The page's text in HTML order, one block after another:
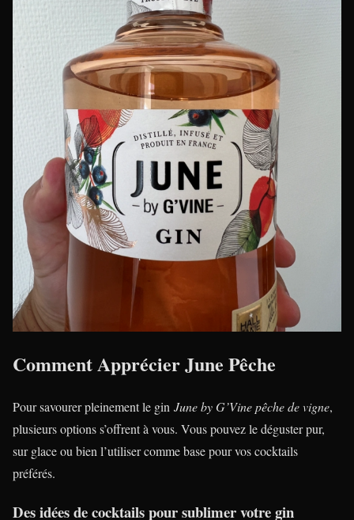
Comment Apprécier June Pêche
Pour savourer pleinement le gin June by G’Vine pêche de vigne,
plusieurs options s’offrent à vous. Vous pouvez le déguster pur,
sur glace ou bien l’utiliser comme base pour vos cocktails
préférés.
Des idées de cocktails pour sublimer votre gin